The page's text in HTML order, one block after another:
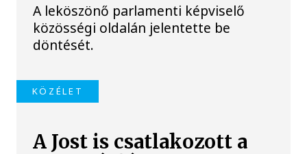
A leköszönő parlamenti képviselő
közösségi oldalán jelentette be
döntését.
KÖZÉLET
A Jost is csatlakozott a